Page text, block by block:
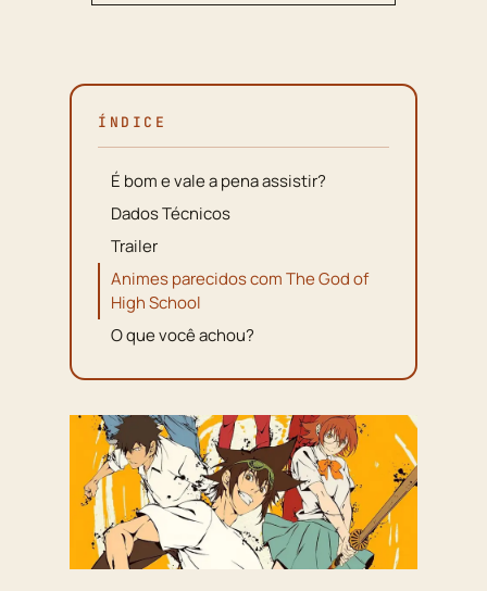
ÍNDICE
É bom e vale a pena assistir?
Dados Técnicos
Trailer
Animes parecidos com The God of
High School
O que você achou?